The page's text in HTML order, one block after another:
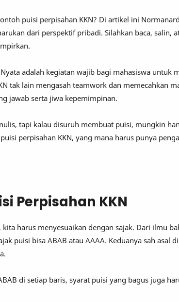
puisi perpisahan KKN? Di artikel ini
dari perspektif pribadi. Silahkan baca, salin,
adalah kegiatan wajib bagi mahasiswa untuk
tak lain mengasah teamwork dan memecahkan
jawab serta jiwa kepemimpinan.
tapi kalau disuruh membuat puisi, mungkin
perpisahan KKN, yang mana harus punya
Perpisahan KKN
harus menyesuaikan dengan sajak. Dari ilmu
puisi bisa ABAB atau AAAA. Keduanya sah asal
di setiap baris, syarat puisi yang bagus juga